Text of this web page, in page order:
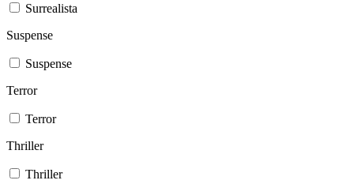
Surrealista
Suspense
Suspense
Terror
Terror
Thriller
Thriller